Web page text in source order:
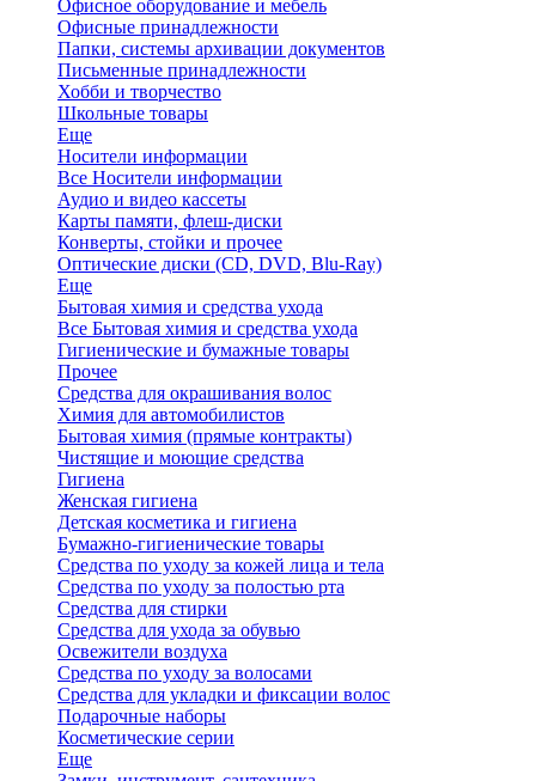
Офисное оборудование и мебель
Офисные принадлежности
Папки, системы архивации документов
Письменные принадлежности
Хобби и творчество
Школьные товары
Еще
Носители информации
Все Носители информации
Аудио и видео кассеты
Карты памяти, флеш-диски
Конверты, стойки и прочее
Оптические диски (CD, DVD, Blu-Ray)
Еще
Бытовая химия и средства ухода
Все Бытовая химия и средства ухода
Гигиенические и бумажные товары
Прочее
Средства для окрашивания волос
Химия для автомобилистов
Бытовая химия (прямые контракты)
Чистящие и моющие средства
Гигиена
Женская гигиена
Детская косметика и гигиена
Бумажно-гигиенические товары
Средства по уходу за кожей лица и тела
Средства по уходу за полостью рта
Средства для стирки
Средства для ухода за обувью
Освежители воздуха
Средства по уходу за волосами
Средства для укладки и фиксации волос
Подарочные наборы
Косметические серии
Еще